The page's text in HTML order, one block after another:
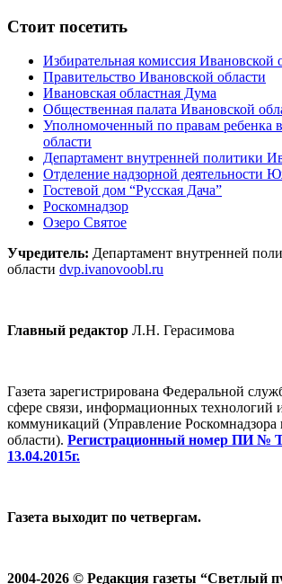
Стоит посетить
Избирательная комиссия Ивановской
Правительство Ивановской области
Ивановская областная Дума
Общественная палата Ивановской
Уполномоченный по правам ребенка
области
Департамент внутренней политики
Отделение надзорной деятельности
Гостевой дом “Русская Дача”
Роскомнадзор
Озеро Святое
Учредитель: Департамент внутренней
области dvp.ivanovoobl.ru
Главный редактор Л.Н. Герасимова
Газета зарегистрирована Федеральной
сфере связи, информационных технологий
коммуникаций (Управление Роскомнадзора
области). Регистрационный номер ПИ №
13.04.2015г.
Газета выходит по четвергам.
2004-2026 © Редакция газеты “Светлый